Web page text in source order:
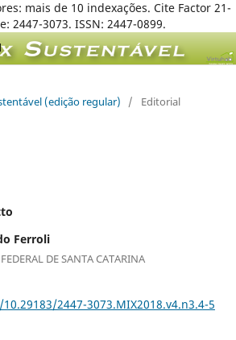
mais de 10 indexações. Cite Factor 21-
2447-3073. ISSN: 2447-0899.
(edição regular)
/ Editorial
Ferroli
DE SANTA CATARINA
2447-3073.MIX2018.v4.n3.4-5